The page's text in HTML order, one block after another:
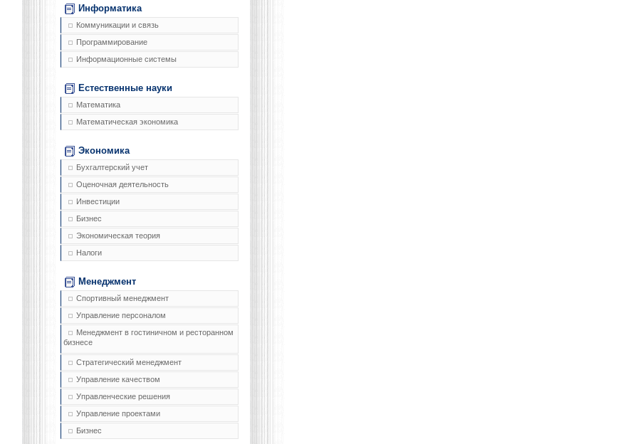
Информатика
Коммуникации и связь
Программирование
Информационные системы
Естественные науки
Математика
Математическая экономика
Экономика
Бухгалтерский учет
Оценочная деятельность
Инвестиции
Бизнес
Экономическая теория
Налоги
Менеджмент
Спортивный менеджмент
Управление персоналом
Менеджмент в гостиничном и ресторанном
бизнесе
Стратегический менеджмент
Управление качеством
Управленческие решения
Управление проектами
Бизнес